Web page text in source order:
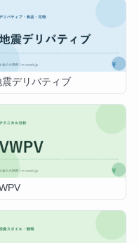
震デリバティブ